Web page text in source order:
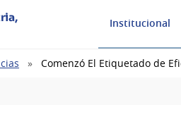
Institucional
Comenzó El Etiquetado de